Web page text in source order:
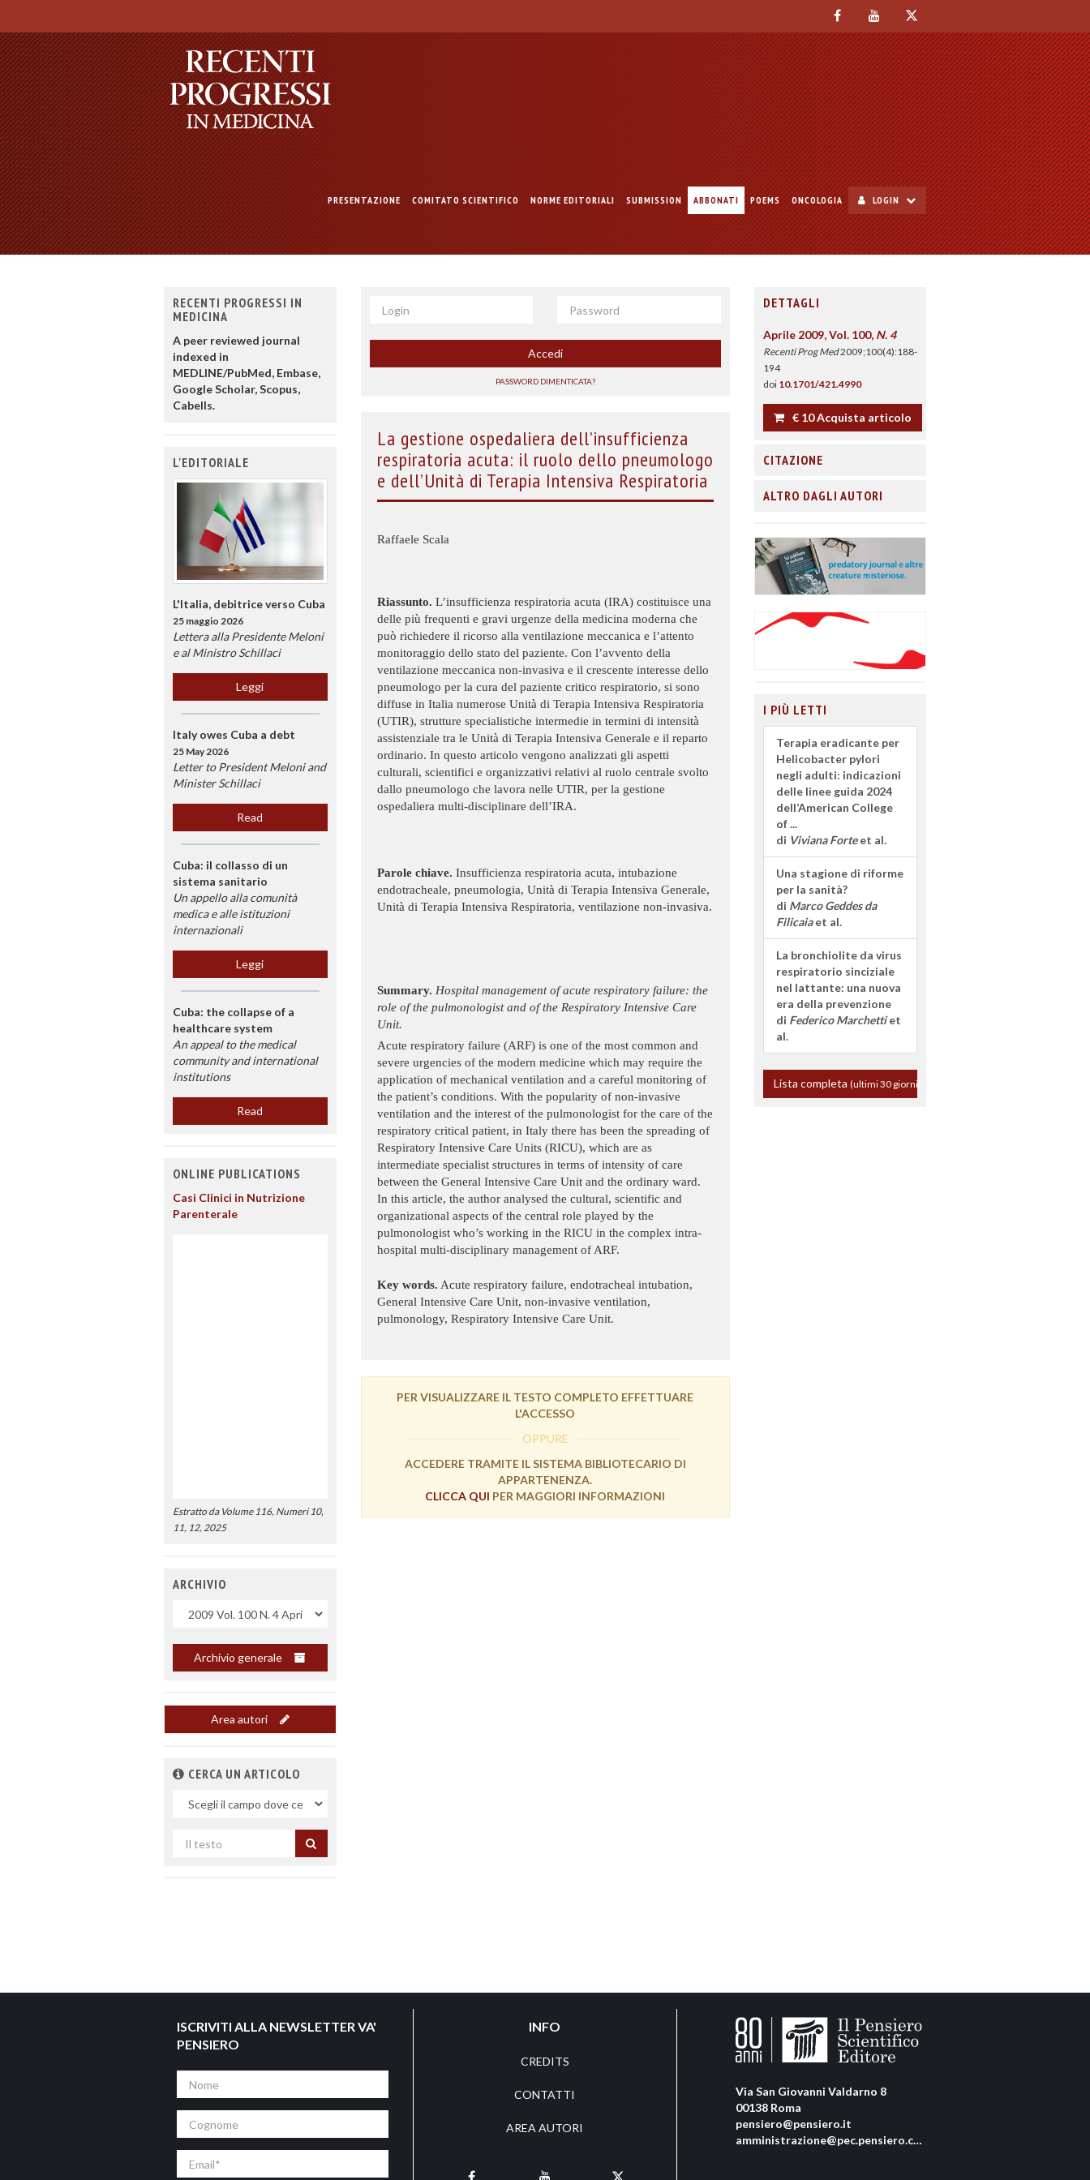
PRESENTAZIONE COMITATO SCIENTIFICO NORME EDITORIALI SUBMISSION ABBONATI POEMS ONCOLOGIA LOGIN
Accedi
PASSWORD DIMENTICATA?
La gestione ospedaliera dell’insufficienza
respiratoria acuta: il ruolo dello pneumologo
e dell’Unità di Terapia Intensiva Respiratoria
Raffaele Scala
Riassunto. L’insufficienza respiratoria acuta (IRA) costituisce una
delle più frequenti e gravi urgenze della medicina moderna che
può richiedere il ricorso alla ventilazione meccanica e l’attento
monitoraggio dello stato del paziente. Con l’avvento della
ventilazione meccanica non-invasiva e il crescente interesse dello
pneumologo per la cura del paziente critico respiratorio, si sono
diffuse in Italia numerose Unità di Terapia Intensiva Respiratoria
(UTIR), strutture specialistiche intermedie in termini di intensità
assistenziale tra le Unità di Terapia Intensiva Generale e il reparto
ordinario. In questo articolo vengono analizzati gli aspetti
culturali, scientifici e organizzativi relativi al ruolo centrale svolto
dallo pneumologo che lavora nelle UTIR, per la gestione
ospedaliera multi-disciplinare dell’IRA.
Parole chiave. Insufficienza respiratoria acuta, intubazione
endotracheale, pneumologia, Unità di Terapia Intensiva Generale,
Unità di Terapia Intensiva Respiratoria, ventilazione non-invasiva.
Summary. Hospital management of acute respiratory failure: the
role of the pulmonologist and of the Respiratory Intensive Care
Unit.
Acute respiratory failure (ARF) is one of the most common and
severe urgencies of the modern medicine which may require the
application of mechanical ventilation and a careful monitoring of
the patient’s conditions. With the popularity of non-invasive
ventilation and the interest of the pulmonologist for the care of the
respiratory critical patient, in Italy there has been the spreading of
Respiratory Intensive Care Units (RICU), which are as
intermediate specialist structures in terms of intensity of care
between the General Intensive Care Unit and the ordinary ward.
In this article, the author analysed the cultural, scientific and
organizational aspects of the central role played by the
pulmonologist who’s working in the RICU in the complex intra-
hospital multi-disciplinary management of ARF.
Key words. Acute respiratory failure, endotracheal intubation,
General Intensive Care Unit, non-invasive ventilation,
pulmonology, Respiratory Intensive Care Unit.
PER VISUALIZZARE IL TESTO COMPLETO EFFETTUARE
L'ACCESSO
OPPURE
ACCEDERE TRAMITE IL SISTEMA BIBLIOTECARIO DI
APPARTENENZA.
CLICCA QUI PER MAGGIORI INFORMAZIONI
RECENTI PROGRESSI IN
MEDICINA
A peer reviewed journal
indexed in
MEDLINE/PubMed, Embase,
Google Scholar, Scopus,
Cabells.
L'EDITORIALE
L'Italia, debitrice verso Cuba
25 maggio 2026
Lettera alla Presidente Meloni
e al Ministro Schillaci
Leggi
Italy owes Cuba a debt
25 May 2026
Letter to President Meloni and
Minister Schillaci
Read
Cuba: il collasso di un
sistema sanitario
Un appello alla comunità
medica e alle istituzioni
internazionali
Leggi
Cuba: the collapse of a
healthcare system
An appeal to the medical
community and international
institutions
Read
ONLINE PUBLICATIONS
Casi Clinici in Nutrizione
Parenterale
Estratto da Volume 116, Numeri 10,
11, 12, 2025
ARCHIVIO
Uscite
Archivio generale
Area autori
CERCA UN ARTICOLO
Nel
Cerca
DETTAGLI
Aprile 2009, Vol. 100, N. 4
Recenti Prog Med2009;100(4):188-
194
doi 10.1701/421.4990
€ 10 Acquista articolo
CITAZIONE
ALTRO DAGLI AUTORI
I PIÙ LETTI
Terapia eradicante per
Helicobacter pylori
negli adulti: indicazioni
delle linee guida 2024
dell’American College
of ...
di Viviana Forteet al.
Una stagione di riforme
per la sanità?
di Marco Geddes da
Filicaiaet al.
La bronchiolite da virus
respiratorio sinciziale
nel lattante: una nuova
era della prevenzione
di Federico Marchettiet
al.
Lista completa (ultimi 30 giorni)
ISCRIVITI ALLA NEWSLETTER VA'
PENSIERO
Nome
Cognome
Email
INFO
CREDITS
CONTATTI
AREA AUTORI
Via San Giovanni Valdarno 8
00138 Roma
pensiero@pensiero.it
amministrazione@pec.pensiero.com